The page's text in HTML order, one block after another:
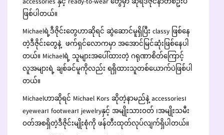
ဖြစ်ပါတယ်။
Michaelရဲ့ဒီဇိုင်းတွေဟာဆိုရင် ဆွဲဆောင်မူရှိပြီး classy ဖြစ်နေ
တဲ့ဒီဇိုင်းတွေနဲ့ ဖက်ရှင်လောကမှာ အအောင်မြင်ဆုံးဖြစ်နေပါ
တယ်။ Michaelရဲ့ သူများအပေါ်ထားတဲ့ ဂရုဏာစိတ်ကြောင့်
လူအများရဲ့ ချစ်ခင်မူကိုလည်း ရရှိထားသူတစ်ယောက်ပဲဖြစ်ပါ
တယ်။
Michaelဟာဆိုရင် Michael Kors ဆိုတဲ့နာမည်နဲ့ accessories၊
eyewear၊ footwear၊ jewelryနှင့် အမျိုးသားဝတ် ၊အမျိုးသမီး
ဝတ်အစရှိတဲ့ဒီဇိုင်းမျိုးစုံကို ဖန်တီးထုတ်လုပ်လျက်ရှိပါတယ်။